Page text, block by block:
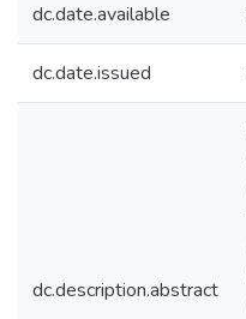
dc.date.available
dc.date.issued
dc.description.abstract